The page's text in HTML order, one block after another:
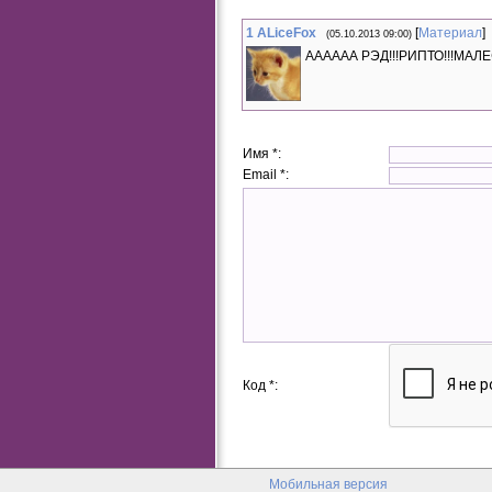
1 ALiceFox (05.10.2013 09:00) [Материал]
АААААА
Имя *:
Email *:
Код *:
Мобильная версия